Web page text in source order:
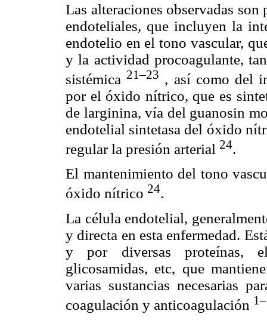
Las alteraciones observadas
endoteliales, que incluyen la
endotelio en el tono vascular,
y la actividad procoagulante,
sistémica 21–23 , así como del
por el óxido nítrico, que es
de larginina, vía del guanosin
endotelial sintetasa del óxido
regular la presión arterial 24.
El mantenimiento del tono
óxido nítrico 24.
La célula endotelial,
y directa en esta enfermedad.
y por diversas proteínas,
glicosamidas, etc, que
varias sustancias necesarias
coagulación y anticoagulación